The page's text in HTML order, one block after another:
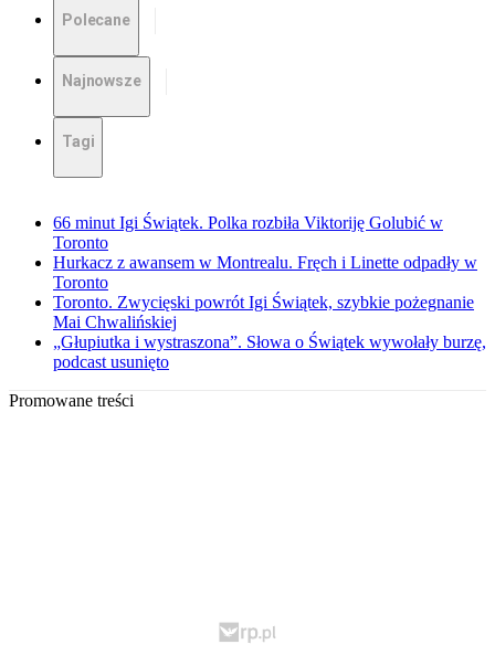
Polecane
Najnowsze
Tagi
66 minut Igi Świątek. Polka rozbiła Viktoriję Golubić w
Toronto
Hurkacz z awansem w Montrealu. Fręch i Linette odpadły w
Toronto
Toronto. Zwycięski powrót Igi Świątek, szybkie pożegnanie
Mai Chwalińskiej
„Głupiutka i wystraszona”. Słowa o Świątek wywołały burzę,
podcast usunięto
Promowane treści